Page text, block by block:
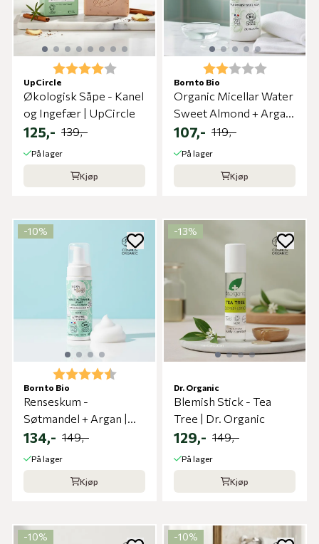
Karakter: 4.0 av 5 mulige
UpCircle
Økologisk Såpe - Kanel
og Ingefær | UpCircle
125,- 139,-
På lager
Kjøp
Karakter: 2.0 av 5
Born to Bio
Organic Micellar Water
Sweet Almond + Argan
| Born to Bio
107,- 119,-
På lager
Kjøp
-10%
Karakter: 4.5 av 5 mulige
Born to Bio
Renseskum -
Søtmandel + Argan |
Born to Bio
134,- 149,-
På lager
Kjøp
-13%
Dr. Organic
Blemish Stick - Tea
Tree | Dr. Organic
129,- 149,-
På lager
Kjøp
-10% -10%